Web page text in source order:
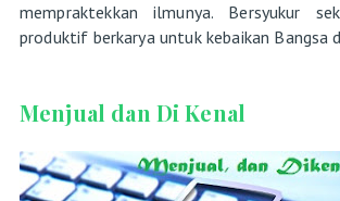
mempraktekkan ilmunya. Bersyukur
produktif berkarya untuk kebaikan Bangsa
Menjual dan Di Kenal